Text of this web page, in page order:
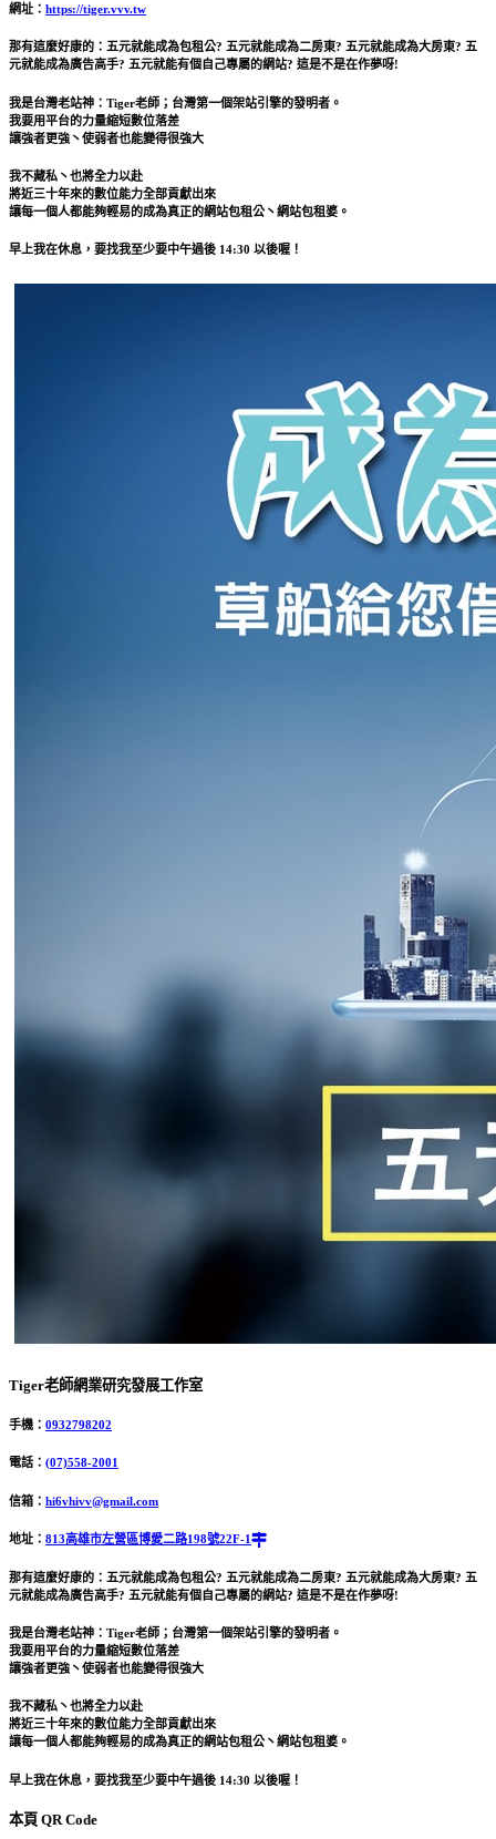
網址： https://tiger.vvv.tw
那有這麼好康的：五元就能成為包租公? 五元就能成為二房東? 五元就能成為大房東? 五
元就能成為廣告高手? 五元就能有個自己專屬的網站? 這是不是在作夢呀!
我是台灣老站神：Tiger老師；台灣第一個架站引擎的發明者。
我要用平台的力量縮短數位落差
讓強者更強丶使弱者也能變得很強大
我不藏私丶也將全力以赴
將近三十年來的數位能力全部貢獻出來
讓每一個人都能夠輕易的成為真正的網站包租公丶網站包租婆。
早上我在休息，要找我至少要中午過後 14:30 以後喔！
Tiger老師網業研究發展工作室
手機： 0932798202
電話： (07)558-2001
信箱： hi6vhivv@gmail.com
地址： 813高雄市左營區博愛二路198號22F-1
那有這麼好康的：五元就能成為包租公? 五元就能成為二房東? 五元就能成為大房東? 五
元就能成為廣告高手? 五元就能有個自己專屬的網站? 這是不是在作夢呀!
我是台灣老站神：Tiger老師；台灣第一個架站引擎的發明者。
我要用平台的力量縮短數位落差
讓強者更強丶使弱者也能變得很強大
我不藏私丶也將全力以赴
將近三十年來的數位能力全部貢獻出來
讓每一個人都能夠輕易的成為真正的網站包租公丶網站包租婆。
早上我在休息，要找我至少要中午過後 14:30 以後喔！
本頁 QR Code